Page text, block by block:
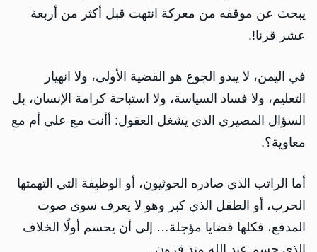
يبحث عن موقفه من معركة انتهت قبل أكثر من أربعة
عشر قرنا!.
في اليمن، لا يبدو الجوع هو القضية الأولى، ولا انهيار
التعليم، ولا فساد السياسة، ولا استباحة كرامة الإنسان، بل
السؤال المصيري الذي يشغل العقول: أأنت مع علي أم مع
معاوية؟.
أما الراتب الذي صادره الحوثيون، أو الوظيفة التي التهمتها
الحرب، أو الطفل الذي كبر وهو لا يعرف سوى صوت
المدفع، فكلها قضايا مؤجلة… إلى أن يحسم أولًا الخلاف
الذي حسم عند الله منذ قرون..